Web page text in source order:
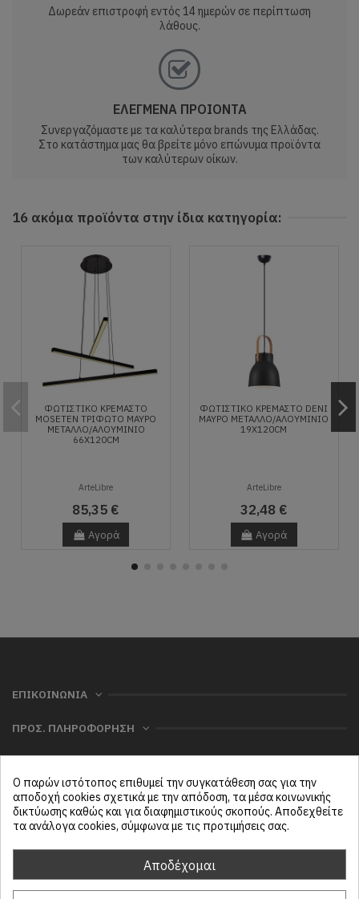
Δωρεάν επιστροφή εντός 14 ημερών σε περίπτωση
λάθους.
ΕΛΕΓΜΕΝΑ ΠΡΟΙΟΝΤΑ
Συνεργαζόμαστε με τα καλύτερα brands της Ελλάδας.
Στο κατάστημα μας θα βρείτε μόνο επώνυμα προϊόντα
των καλύτερων οίκων.
16 ακόμα προϊόντα στην ίδια κατηγορία:
ΦΩΤΙΣΤΙΚΌ ΚΡΕΜΑΣΤΌ
MOSETEN ΤΡΊΦΩΤΟ ΜΑΎΡΟ
ΜΈΤΑΛΛΟ/ΑΛΟΥΜΊΝΙΟ
66X120CM
ArteLibre
85,35 €
Αγορά
ΦΩΤΙΣΤΙΚΌ ΚΡΕΜΑΣΤΌ DENI
ΜΑΎΡΟ ΜΈΤΑΛΛΟ/ΑΛΟΥΜΊΝΙΟ
19X120CM
ArteLibre
32,48 €
Αγορά
ΕΠΙΚΟΙΝΩΝΙΑ
ΠΡΟΣ. ΠΛΗΡΟΦΟΡΗΣΗ
ΜΕΝΟΥ
Follow us
Ο παρών ιστότοπος επιθυμεί την συγκατάθεση σας για την
αποδοχή cookies σχετικά με την απόδοση, τα μέσα κοινωνικής
δικτύωσης καθώς και για διαφημιστικούς σκοπούς. Αποδεχθείτε
τα ανάλογα cookies, σύμφωνα με τις προτιμήσεις σας.
Αποδέχομαι